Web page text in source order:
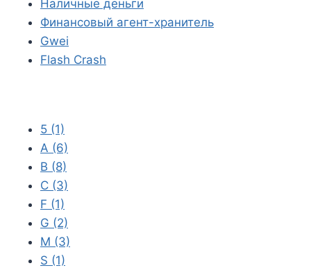
Наличные деньги
Финансовый агент-хранитель
Gwei
Flash Crash
5 (1)
A (6)
B (8)
C (3)
F (1)
G (2)
M (3)
S (1)